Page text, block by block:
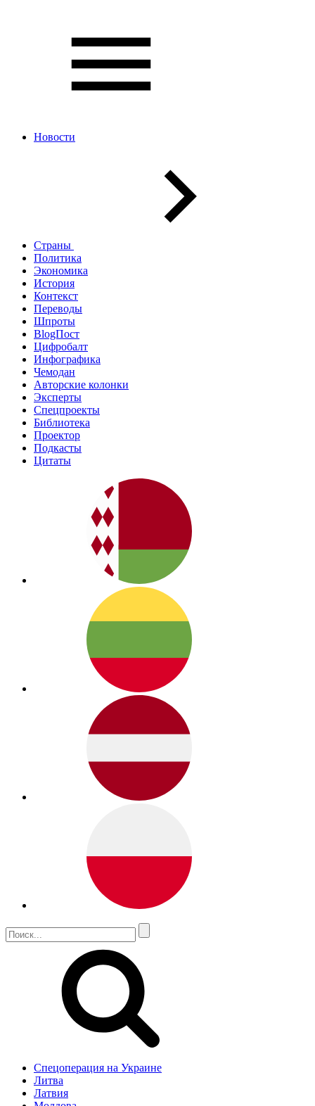
Новости
Страны
Политика
Экономика
История
Контекст
Переводы
Шпроты
BlogПост
Цифробалт
Инфографика
Чемодан
Авторские колонки
Эксперты
Спецпроекты
Библиотека
Проектор
Подкасты
Цитаты
Спецоперация на Украине
Литва
Латвия